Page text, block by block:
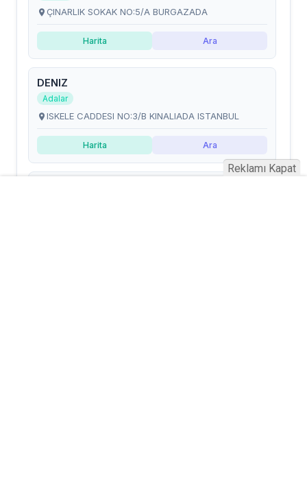
Reklamı Kapat